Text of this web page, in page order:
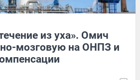
из уха». Омич
мозговую на ОНПЗ и